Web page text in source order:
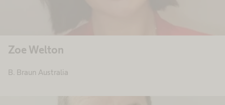
Zoe Welton
B. Braun Australia